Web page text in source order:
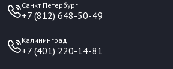
Санкт Петербург
+7 (812) 648-50-49
Калининград
+7 (401) 220-14-81